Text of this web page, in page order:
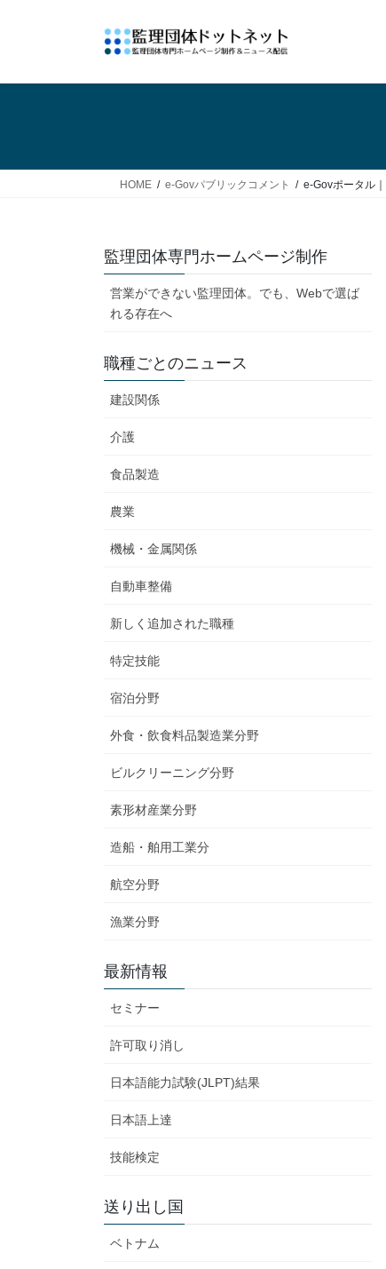
HOME e-Govパブリックコメント e-Govポータル
監理団体専門ホームページ制作
営業ができない監理団体。でも、Webで選ば
れる存在へ
職種ごとのニュース
建設関係
介護
食品製造
農業
機械・金属関係
自動車整備
新しく追加された職種
特定技能
宿泊分野
外食・飲食料品製造業分野
ビルクリーニング分野
素形材産業分野
造船・舶用工業分
航空分野
漁業分野
最新情報
セミナー
許可取り消し
日本語能力試験(JLPT)結果
日本語上達
技能検定
送り出し国
ベトナム